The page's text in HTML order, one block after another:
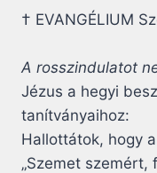
† EVANGÉLIUM
A rosszindulatot
Jézus a hegyi
tanítványaihoz:
Hallottátok, hogy
„Szemet szemért,